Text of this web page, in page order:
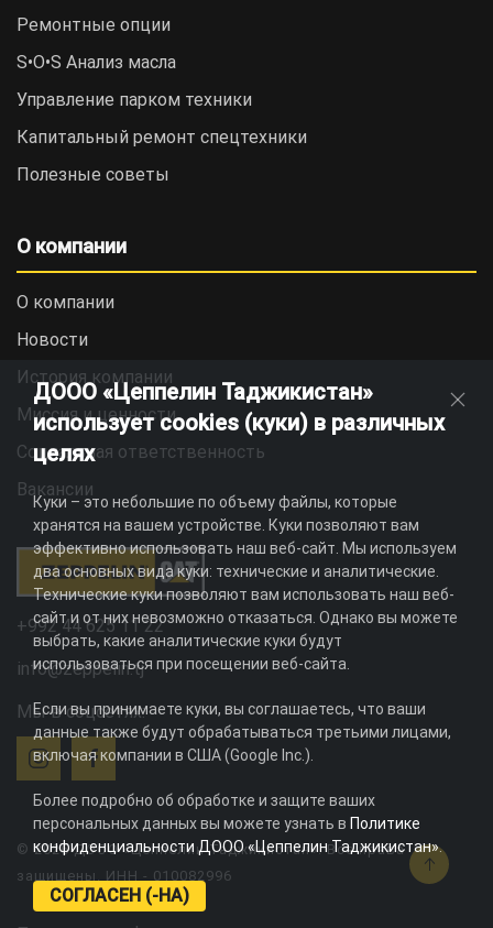
Ремонтные опции
S•O•S Анализ масла
Управление парком техники
Капитальный ремонт спецтехники
Полезные советы
О компании
О компании
Новости
История компании
Миссия и ценности
Социальная ответственность
Вакансии
+992 44 625 11 22
info@zeppelin.tj
Мы в соцсетях:
© 2026 ДООО «Цеппелин Таджикистан». Все права
защищены. ИНН - 010082996
ДООО «Цеппелин Таджикистан»
использует cookies (куки) в различных
целях
Куки – это небольшие по объему файлы, которые
хранятся на вашем устройстве. Куки позволяют вам
эффективно использовать наш веб-сайт. Мы используем
два основных вида куки: технические и аналитические.
Технические куки позволяют вам использовать наш веб-
сайт и от них невозможно отказаться. Однако вы можете
выбрать, какие аналитические куки будут
использоваться при посещении веб-сайта.
Если вы принимаете куки, вы соглашаетесь, что ваши
данные также будут обрабатываться третьими лицами,
включая компании в США (Google Inc.).
Более подробно об обработке и защите ваших
персональных данных вы можете узнать в Политике
конфиденциальности ДООО «Цеппелин Таджикистан».
СОГЛАСЕН (-НА)